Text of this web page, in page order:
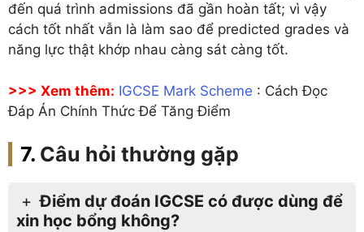
đến quá trình admissions đã gần hoàn tất; vì vậy
cách tốt nhất vẫn là làm sao để predicted grades và
năng lực thật khớp nhau càng sát càng tốt.
>>> Xem thêm: IGCSE Mark Scheme : Cách Đọc
Đáp Án Chính Thức Để Tăng Điểm
Câu hỏi thường gặp
Điểm dự đoán IGCSE có được dùng để
xin học bổng không?